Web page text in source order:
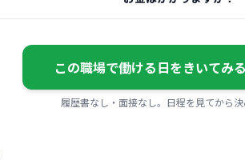
この職場で働ける日をきいてみる
履歴書なし・面接なし。日程を見てから